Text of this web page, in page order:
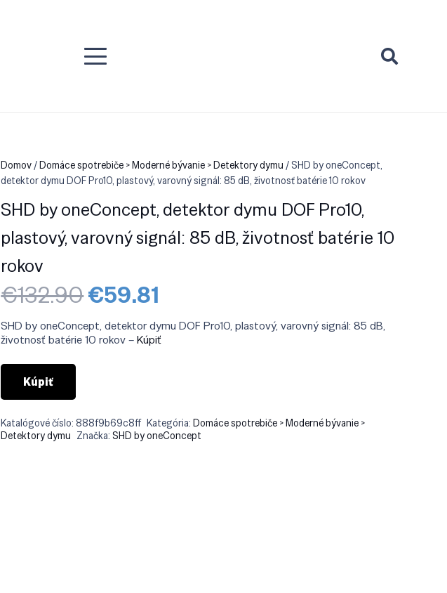
Domov/Domáce spotrebiče > Moderné bývanie > Detektory dymu / SHD by oneConcept,
detektor dymu DOF Pro10, plastový, varovný signál: 85 dB, životnosť batérie 10 rokov
SHD by oneConcept, detektor dymu DOF Pro10,
plastový, varovný signál: 85 dB, životnosť batérie 10
rokov
€132.90Pôvodná
cena
bola:
€132.90.
€59.81
je:
€59.81.
SHD by oneConcept, detektor dymu DOF Pro10, plastový, varovný signál: 85 dB,
životnosť batérie 10 rokov –Kúpiť
Kúpiť
Katalógové číslo:888f9b69c8ff Kategória:Domáce spotrebiče > Moderné bývanie >
Detektory dymu Značka:SHD by oneConcept